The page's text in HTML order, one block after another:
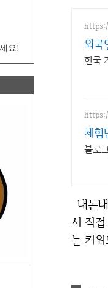
외국
한국
체험
블로
내돈내산, "내 돈주고 내가 직접 산" 이라는 뜻입니다. 즉 협찬이나 체험단이 아닌 본인의 자비를 털어
서 직
는 키
요!